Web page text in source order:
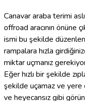
Canavar araba terimi
offroad aracının önüne
ismi bu şekilde
rampalara hızla
miktar uçmanız
Eğer hızlı bir şekilde
şekilde uçamaz ve
ve heyecansız gibi